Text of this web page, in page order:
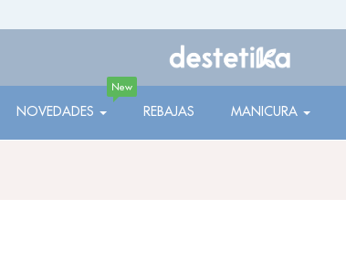
NOVEDADES
New
REBAJAS MANICURA